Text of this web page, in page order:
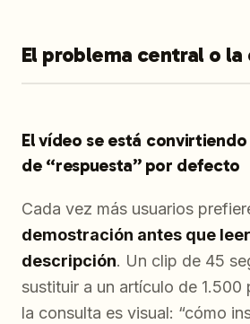
El problema central o
El vídeo se está
de “respuesta” por defecto
Cada vez más usuarios
demostración antes que
descripción. Un clip de 45
sustituir a un artículo de 1.500
la consulta es visual: “cómo